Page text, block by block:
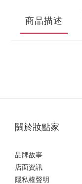
商品描述
關於妝點家
品牌故事
店面資訊
隱私權聲明